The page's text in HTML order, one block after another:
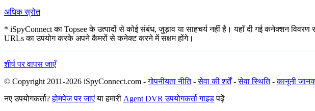
अधिक स्रोत
* iSpyConnect का Topsee के उत्पादों से कोई संबंध, जुड़ाव या साहचर्य नहीं है। यहाँ दी गई कनेक्शन
URLs का उपयोग करके अपने कैमरों से कनेक्ट करने में सक्षम होंगे।
शीर्ष पर वापस जाएँ
© Copyright 2011-2026 iSpyConnect.com -गोपनीयता नीति-सेवा की शर्तें-सेवा स्थिति-कानूनी
नए उपयोगकर्ता?होमपेज पर जाएंया हमारी Agent DVR उपयोगकर्ता गाइडपढ़ें